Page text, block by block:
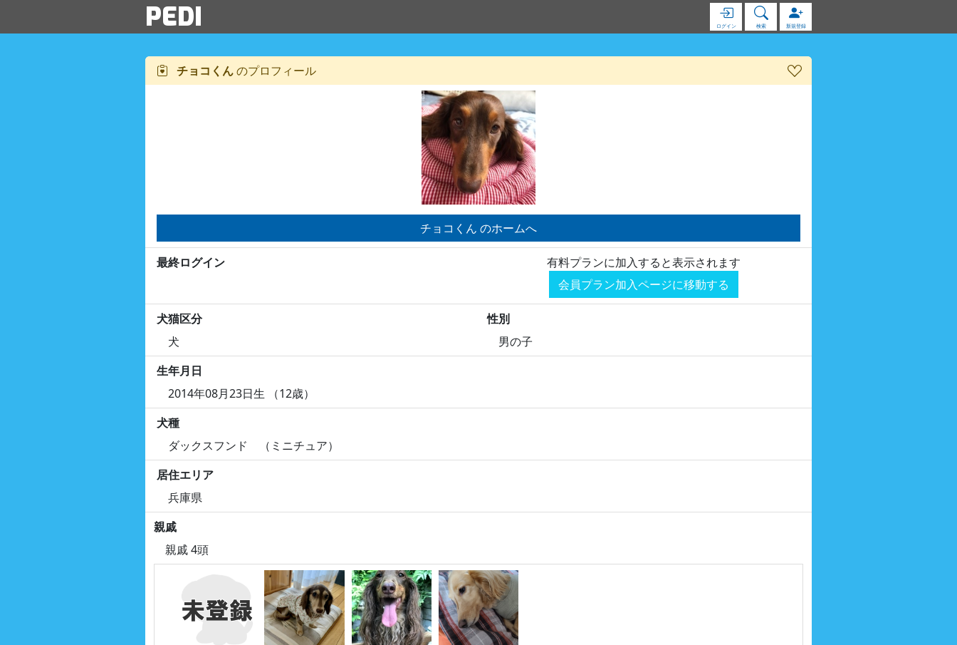
PEDI ログイン 検索 新規登録
チョコくんのプロフィール
チョコくん のホームへ
最終ログイン
有料プランに加入すると表示されます
会員プラン加入ページに移動する
犬猫区分
犬
性別
男の子
生年月日
2014年08月23日生 （12歳）
犬種
ダックスフンド （ミニチュア）
居住エリア
兵庫県
親戚
親戚 4頭